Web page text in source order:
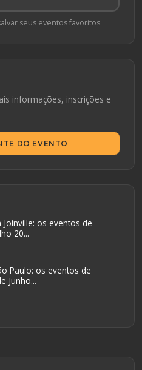
seus eventos favoritos
informações, inscrições e
DO EVENTO
Joinville: os eventos de
20...
Paulo: os eventos de
Junho...